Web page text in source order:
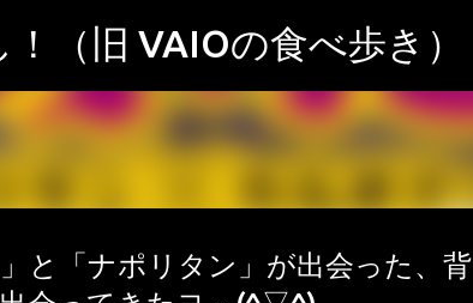
スキップしてメイン コンテンツに移動
（旧 VAIOの食べ歩き）
と「ナポリタン」が出会った、背